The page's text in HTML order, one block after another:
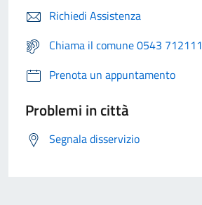
Richiedi Assistenza
Chiama il comune 0543 712111
Prenota un appuntamento
Problemi in città
Segnala disservizio